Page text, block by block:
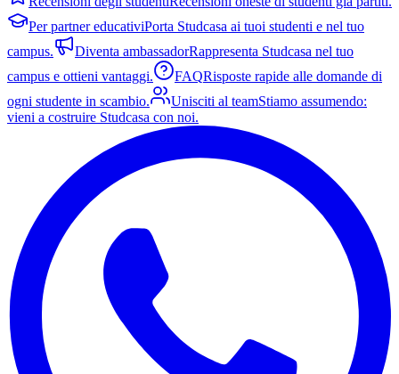
Per partner educativiPorta Studcasa ai tuoi studenti e nel tuo
campus.
Diventa ambassadorRappresenta Studcasa nel tuo
campus e ottieni vantaggi.
FAQRisposte rapide alle domande di
ogni studente in scambio.
Unisciti al teamStiamo assumendo:
vieni a costruire Studcasa con noi.